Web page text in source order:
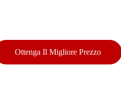
Ottenga Il Migliore Prezzo